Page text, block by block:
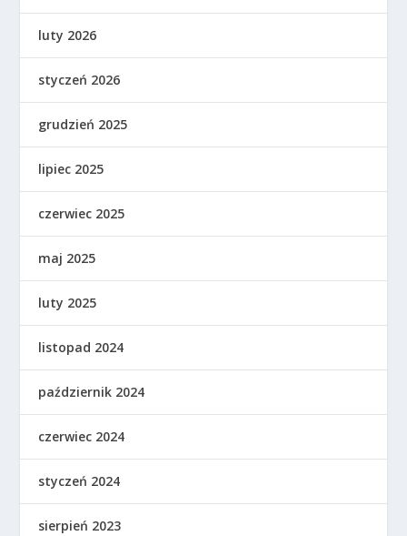
luty 2026
styczeń 2026
grudzień 2025
lipiec 2025
czerwiec 2025
maj 2025
luty 2025
listopad 2024
październik 2024
czerwiec 2024
styczeń 2024
sierpień 2023